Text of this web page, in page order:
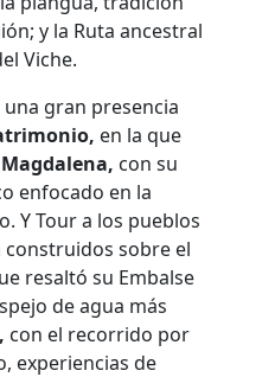
y la Ruta ancestral
Viche.
gran presencia
en la que
con su
enfocado en la
Y Tour a los pueblos
construidos sobre el
resaltó su Embalse
de agua más
con el recorrido por
experiencias de